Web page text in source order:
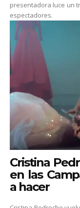
presentadora luce un
espectadores.
Cristina
en las
a hacer